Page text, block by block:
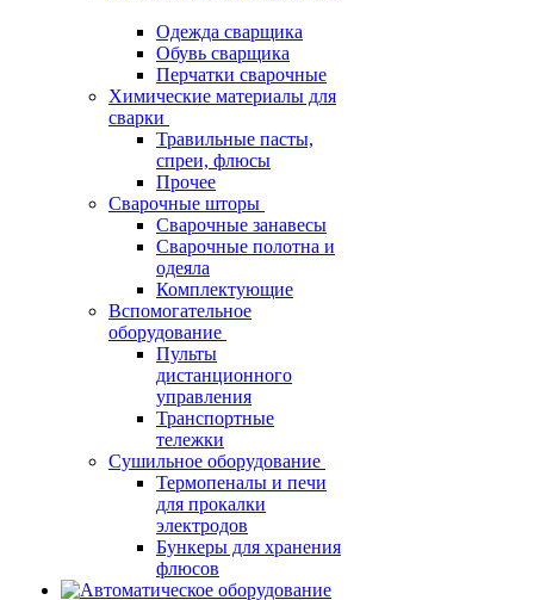
Одежда сварщика
Обувь сварщика
Перчатки сварочные
Химические материалы для
сварки
Травильные пасты,
спреи, флюсы
Прочее
Сварочные шторы
Сварочные занавесы
Сварочные полотна и
одеяла
Комплектующие
Вспомогательное
оборудование
Пульты
дистанционного
управления
Транспортные
тележки
Сушильное оборудование
Термопеналы и печи
для прокалки
электродов
Бункеры для хранения
флюсов